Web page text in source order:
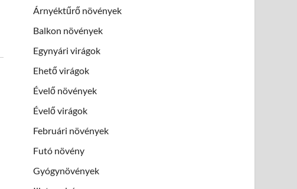
Árnyéktűrő növények
Balkon növények
Egynyári virágok
Ehető virágok
Évelő növények
Évelő virágok
Februári növények
Futó növény
Gyógynövények